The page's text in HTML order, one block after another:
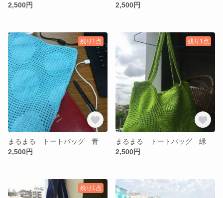
2,500円
2,500円
残り1点
まるまる トートバッグ 青
2,500円
残り1点
まるまる トートバッグ 緑
2,500円
残り1点